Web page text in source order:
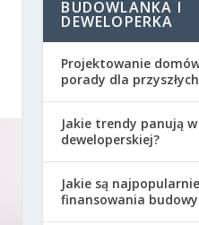
BUDOWLANKA I
DEWELOPERKA
Projektowanie
porady dla
Jakie trendy panują
deweloperskiej?
Jakie są
finansowania